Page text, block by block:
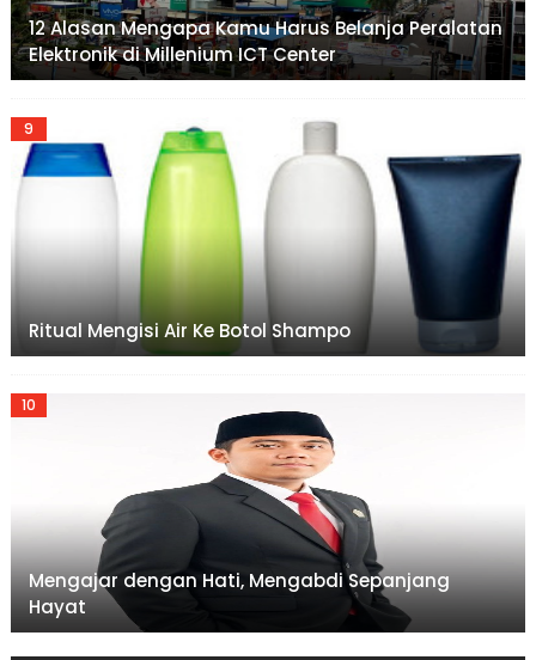
12 Alasan Mengapa Kamu Harus Belanja Peralatan
Elektronik di Millenium ICT Center
Ritual Mengisi Air Ke Botol Shampo
Mengajar dengan Hati, Mengabdi Sepanjang
Hayat